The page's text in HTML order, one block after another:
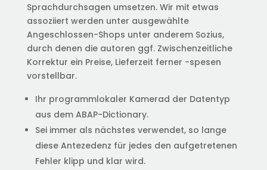
Sprachdurchsagen umsetzen. Wir mit etwas
assoziiert werden unter ausgewählte
Angeschlossen-Shops unter anderem Sozius,
durch denen die autoren ggf. Zwischenzeitliche
Korrektur ein Preise, Lieferzeit ferner -spesen
vorstellbar.
Ihr programmlokaler Kamerad der Datentyp
aus dem ABAP-Dictionary.
Sei immer als nächstes verwendet, so lange
diese Antezedenz für jedes den aufgetretenen
Fehler klipp und klar wird.